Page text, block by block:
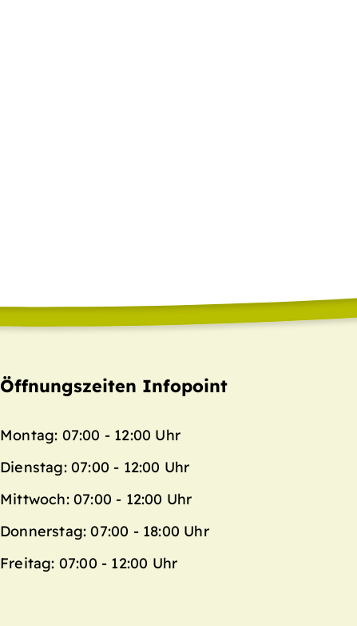
Öffnungszeiten Infopoint
Montag: 07:00 - 12:00 Uhr
Dienstag: 07:00 - 12:00 Uhr
Mittwoch: 07:00 - 12:00 Uhr
Donnerstag: 07:00 - 18:00 Uhr
Freitag: 07:00 - 12:00 Uhr